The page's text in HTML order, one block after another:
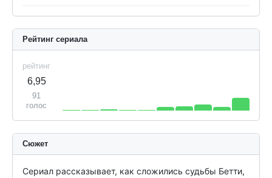
Рейтинг сериала
рейтинг
6,95
91
голос
Сюжет
Сериал рассказывает, как сложились судьбы Бетти,